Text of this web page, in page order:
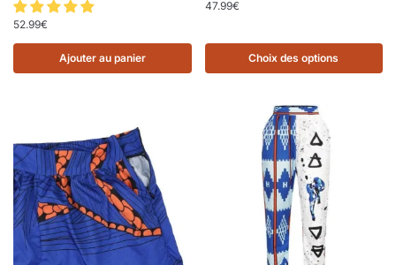
52.99€
Ajouter au panier
47.99€
Choix des options